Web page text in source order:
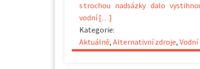
s trochou nadsázky dalo
vodní […]
Kategorie:
Aktuálně, Alternativní zdroje,